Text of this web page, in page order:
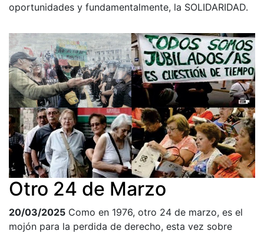
oportunidades y fundamentalmente, la SOLIDARIDAD.
Otro 24 de Marzo
20/03/2025 Como en 1976, otro 24 de marzo, es el
mojón para la perdida de derecho, esta vez sobre